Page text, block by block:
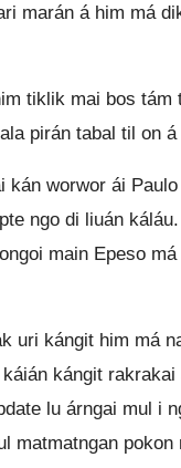
marán á him má
tiklik mai bos tám
pirán tabal til on
worwor ái
ngo di liuán
main Epeso
uri kángit him má
kángit
lu árngai mul i
matmatngan pokon